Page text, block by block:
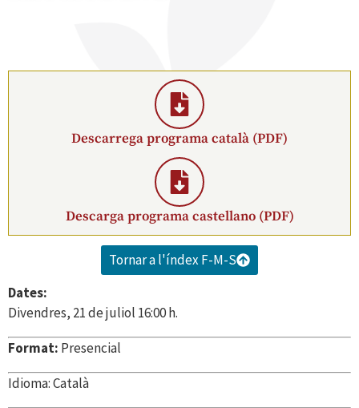
Descarrega programa català (PDF)
Descarga programa castellano (PDF)
Tornar a l'índex F-M-S
Dates:
Divendres, 21 de juliol 16:00 h.
Format: Presencial
Idioma:Català